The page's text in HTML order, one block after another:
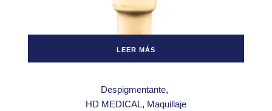
LEER MÁS
Despigmentante
HD MEDICAL Maquillaje